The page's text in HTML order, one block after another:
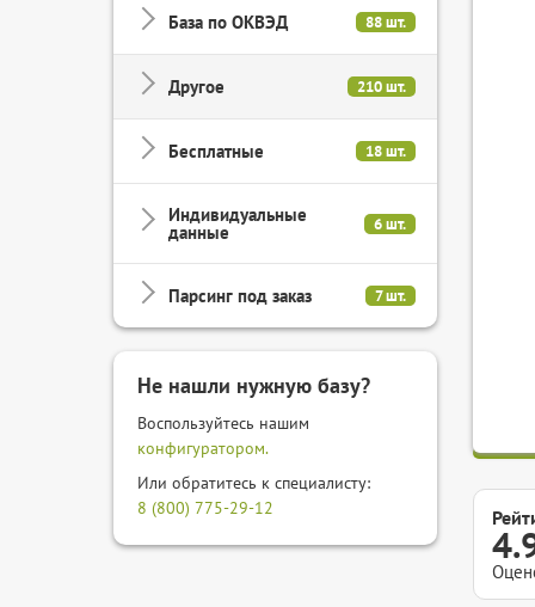
База по ОКВЭД 88 шт.
Другое 210 шт.
Бесплатные 18 шт.
Индивидуальные
данные 6 шт.
Парсинг под заказ 7 шт.
Не нашли нужную базу?
Воспользуйтесь нашим
конфигуратором.
Или обратитесь к специалисту:
8 (800) 775-29-12